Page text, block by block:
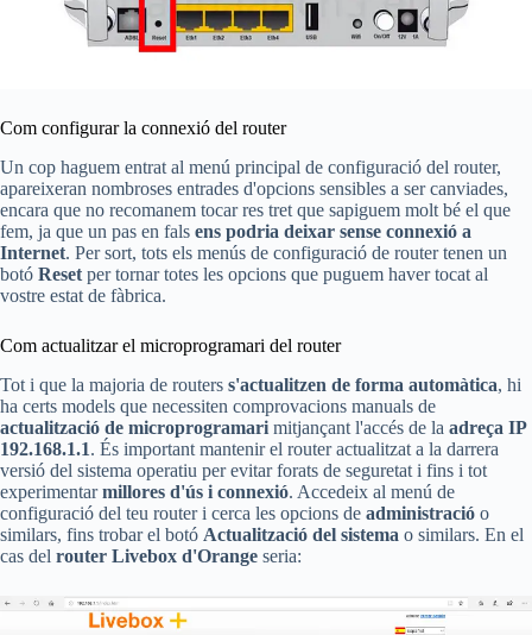
Com configurar la connexió del router
Un cop haguem entrat al menú principal de configuració del router,
apareixeran nombroses entrades d'opcions sensibles a ser canviades,
encara que no recomanem tocar res tret que sapiguem molt bé el que
fem, ja que un pas en fals ens podria deixar sense connexió a
Internet. Per sort, tots els menús de configuració de router tenen un
botó Reset per tornar totes les opcions que puguem haver tocat al
vostre estat de fàbrica.
Com actualitzar el microprogramari del router
Tot i que la majoria de routers s'actualitzen de forma automàtica, hi
ha certs models que necessiten comprovacions manuals de
actualització de microprogramari mitjançant l'accés de la adreça IP
192.168.1.1. És important mantenir el router actualitzat a la darrera
versió del sistema operatiu per evitar forats de seguretat i fins i tot
experimentarmillores d'ús i connexió. Accedeix al menú de
configuració del teu router i cerca les opcions de administració o
similars, fins trobar el botó Actualització del sistema o similars. En el
cas del router Livebox d'Orange seria: